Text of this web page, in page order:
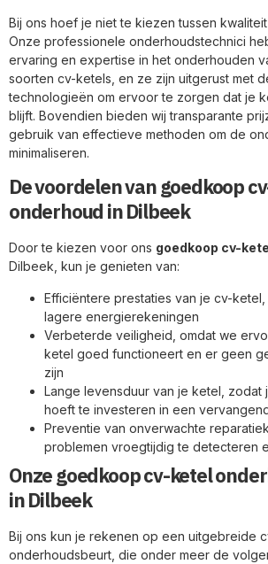
Bij ons hoef je niet te kiezen tussen
Onze professionele onderhoudstechnici
ervaring en expertise in het onderhouden
soorten cv-ketels, en ze zijn uitgerust met
technologieën om ervoor te zorgen dat je
blijft. Bovendien bieden wij transparante
gebruik van effectieve methoden om de
minimaliseren.
De voordelen van goedkoop
onderhoud in Dilbeek
Door te kiezen voor ons goedkoop cv-
Dilbeek, kun je genieten van:
Efficiëntere prestaties van je cv-
lagere energierekeningen
Verbeterde veiligheid, omdat we
ketel goed functioneert en er geen
zijn
Lange levensduur van je ketel, zodat
hoeft te investeren in een
Preventie van onverwachte
problemen vroegtijdig te detecteren
Onze goedkoop cv-ketel
in Dilbeek
Bij ons kun je rekenen op een uitgebreide
onderhoudsbeurt, die onder meer de